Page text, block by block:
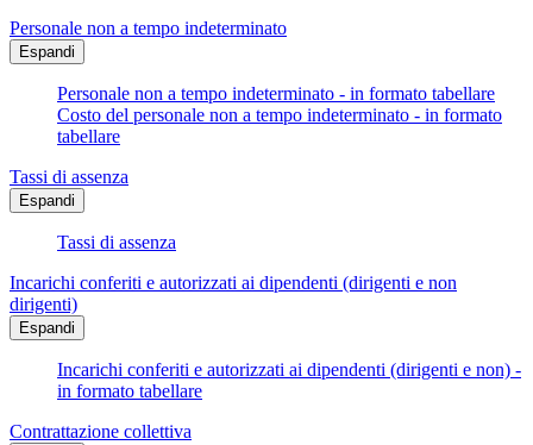
Personale non a tempo indeterminato
Espandi
Personale non a tempo indeterminato - in formato tabellare
Costo del personale non a tempo indeterminato - in formato
tabellare
Tassi di assenza
Espandi
Tassi di assenza
Incarichi conferiti e autorizzati ai dipendenti (dirigenti e non
dirigenti)
Espandi
Incarichi conferiti e autorizzati ai dipendenti (dirigenti e non) -
in formato tabellare
Contrattazione collettiva